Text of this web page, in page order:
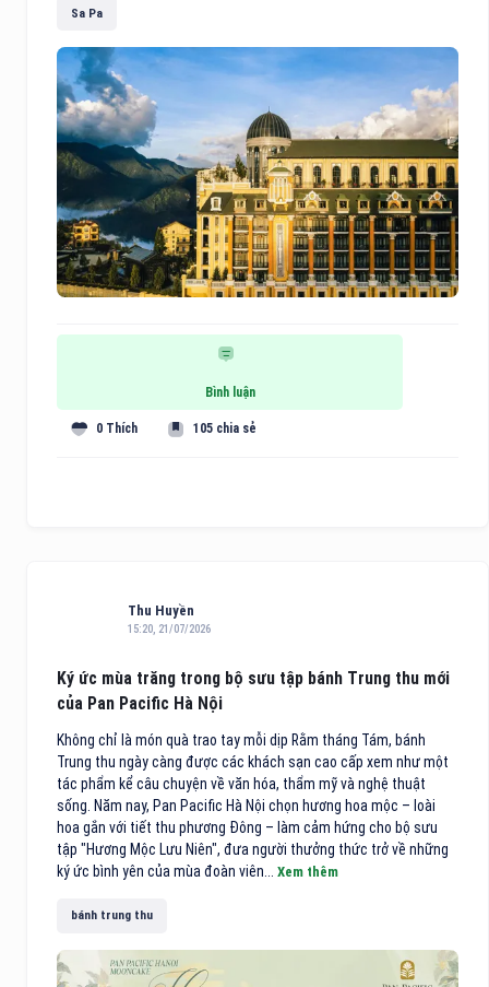
Sa Pa
Bình luận
0 Thích 105 chia sẻ
Thu Huyền
15:20, 21/07/2026
Ký ức mùa trăng trong bộ sưu tập bánh Trung thu mới
của Pan Pacific Hà Nội
Không chỉ là món quà trao tay mỗi dịp Rằm tháng Tám, bánh
Trung thu ngày càng được các khách sạn cao cấp xem như một
tác phẩm kể câu chuyện về văn hóa, thẩm mỹ và nghệ thuật
sống. Năm nay, Pan Pacific Hà Nội chọn hương hoa mộc – loài
hoa gắn với tiết thu phương Đông – làm cảm hứng cho bộ sưu
tập "Hương Mộc Lưu Niên", đưa người thưởng thức trở về những
ký ức bình yên của mùa đoàn viên... Xem thêm
bánh trung thu